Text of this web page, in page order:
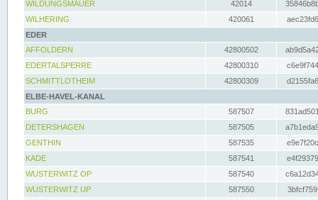
WILDUNGSMAUER
42014
WILHERING
420061
EDER
AFFOLDERN
42800502
EDERTALSPERRE
42800310
SCHMITTLOTHEIM
42800309
ELBE-HAVEL-KANAL
BURG
587507
DETERSHAGEN
587505
GENTHIN
587535
KADE
587541
WUSTERWITZ OP
587540
WUSTERWITZ UP
587550